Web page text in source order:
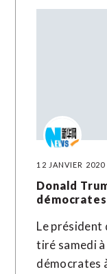
12 JANVIER 2020
Donald
Le président
tiré samedi
démocrates